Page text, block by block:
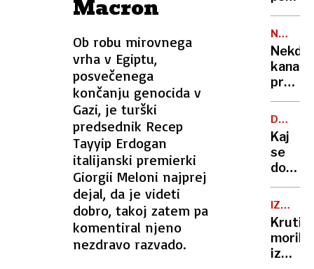
Macron
Ob robu mirovnega
vrha v Egiptu,
posvečenega
končanju genocida v
Gazi, je turški
predsednik Recep
Tayyip Erdogan
italijanski premierki
Giorgii Meloni najprej
dejal, da je videti
dobro, takoj zatem pa
komentiral njeno
nezdravo razvado.
naokoli
z
vse
je
črno
so
po
mnenju
najbolj
NOVI
PAR
in
pop
med
DAN
HRANE
Kaj
se
dogaja
z
našo
hrano?
Polja
enako,
IZREK
SODBE
iz